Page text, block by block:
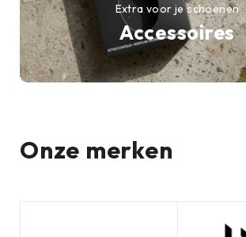
Accessoires
Extra voor je schoenen
Onze merken